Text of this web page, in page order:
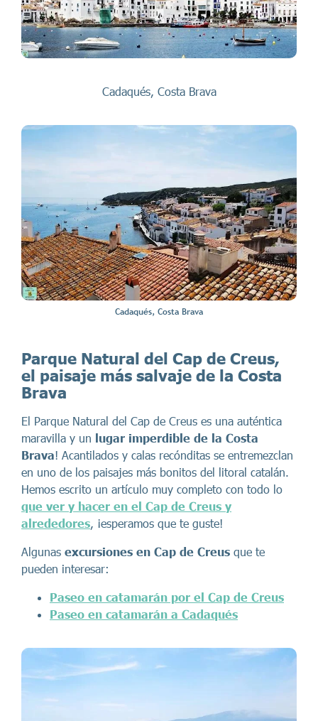
Cadaqués, Costa Brava
Cadaqués, Costa Brava
Parque Natural del Cap de Creus,
el paisaje más salvaje de la Costa
Brava
El Parque Natural del Cap de Creus es una auténtica
maravilla y un lugar imperdible de la Costa
Brava! Acantilados y calas recónditas se entremezclan
en uno de los paisajes más bonitos del litoral catalán.
Hemos escrito un artículo muy completo con todo lo
que ver y hacer en el Cap de Creus y
alrededores, ¡esperamos que te guste!
Algunas excursiones en Cap de Creus que te
pueden interesar:
Paseo en catamarán por el Cap de Creus
Paseo en catamarán a Cadaqués